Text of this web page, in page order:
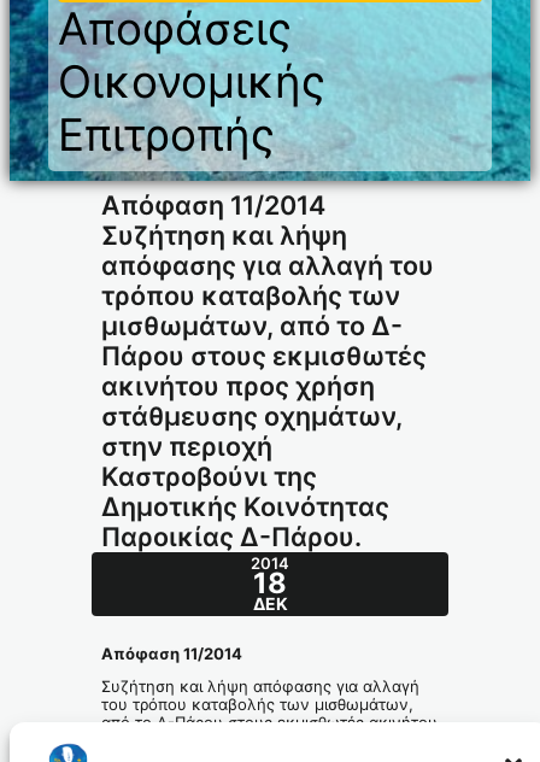
Αποφάσεις
Οικονομικής
Επιτροπής
Απόφαση 11/2014
Συζήτηση και λήψη
απόφασης για αλλαγή του
τρόπου καταβολής των
μισθωμάτων, από το Δ-
Πάρου στους εκμισθωτές
ακινήτου προς χρήση
στάθμευσης οχημάτων,
στην περιοχή
Καστροβούνι της
Δημοτικής Κοινότητας
Παροικίας Δ-Πάρου.
2014
18
ΔΕΚ
Απόφαση 11/2014
Συζήτηση και λήψη απόφασης για αλλαγή
του τρόπου καταβολής των μισθωμάτων,
από το Δ-Πάρου στους εκμισθωτές ακινήτου